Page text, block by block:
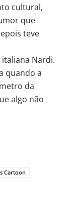
cultural,
que
teve
Nardi.
quando a
da
algo não
Cartoon